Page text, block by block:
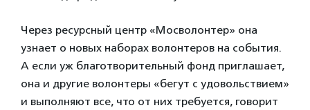
Через ресурсный центр «Мосволонтер» она
узнает о новых наборах волонтеров на события.
А если уж благотворительный фонд приглашает,
она и другие волонтеры «бегут с удовольствием»
и выполняют все, что от них требуется, говорит